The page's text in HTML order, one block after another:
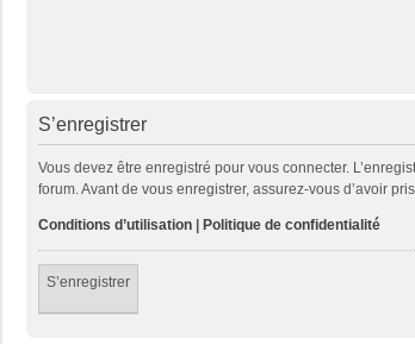
S’enregistrer
Vous devez être enregistré pour vous connecter.
forum. Avant de vous enregistrer, assurez-vous d’avoir
Conditions d’utilisation | Politique de confidentialité
S’enregistrer